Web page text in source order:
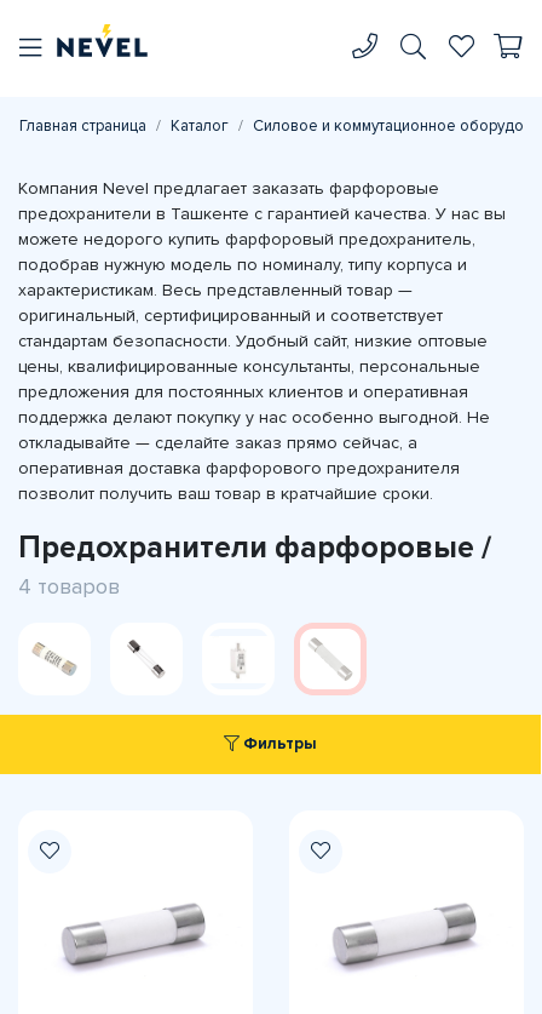
Главная страница Каталог Силовое и коммутационное
Компания Nevel предлагает заказать фарфоровые
предохранители в Ташкенте с гарантией качества. У нас вы
можете недорого купить фарфоровый предохранитель,
подобрав нужную модель по номиналу, типу корпуса и
характеристикам. Весь представленный товар —
оригинальный, сертифицированный и соответствует
стандартам безопасности. Удобный сайт, низкие оптовые
цены, квалифицированные консультанты, персональные
предложения для постоянных клиентов и оперативная
поддержка делают покупку у нас особенно выгодной. Не
откладывайте — сделайте заказ прямо сейчас, а
оперативная доставка фарфорового предохранителя
позволит получить ваш товар в кратчайшие сроки.
Предохранители фарфоровые /
4 товаров
Фильтры